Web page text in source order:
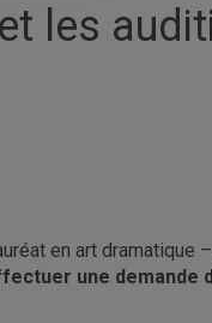
les
en art dramatique
une demande